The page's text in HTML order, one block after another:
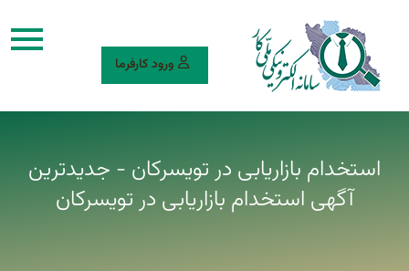
ورود کارفرما
استخدام بازاریابی در تویسرکان - جدیدترین
آگهی استخدام بازاریابی در تویسرکان